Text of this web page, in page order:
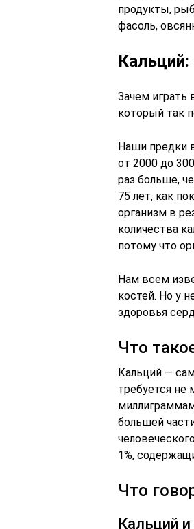
продукты,
фасоль,
Кальций:
Зачем играть
который так
Наши предки
от 2000 до
раз больше,
75 лет, как
организм в
количества
потому что
Нам всем
костей. Но у
здоровья
Что
Кальций —
требуется не
большей
1%,
Что
Кальций